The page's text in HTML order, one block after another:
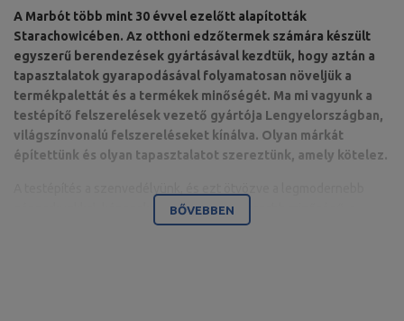
A Marbót több mint 30 évvel ezelőtt alapították
Starachowicében. Az otthoni edzőtermek számára készült
egyszerű berendezések gyártásával kezdtük, hogy aztán a
tapasztalatok gyarapodásával folyamatosan növeljük a
termékpalettát és a termékek minőségét. Ma mi vagyunk a
testépítő felszerelések vezető gyártója Lengyelországban,
világszínvonalú felszereléseket kínálva. Olyan márkát
építettünk és olyan tapasztalatot szereztünk, amely kötelez.
gépparkunkkal, képesek vagyunk a legmagasabb minőségű, a
részletekre odafigyelő, és mindenekelőtt az Ön kényelmét és
BŐVEBBEN